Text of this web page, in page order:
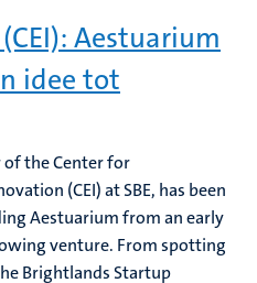
Aestuarium
idee tot
of the Center for
(CEI) at SBE, has been
Aestuarium from an early
venture. From spotting
Brightlands Startup